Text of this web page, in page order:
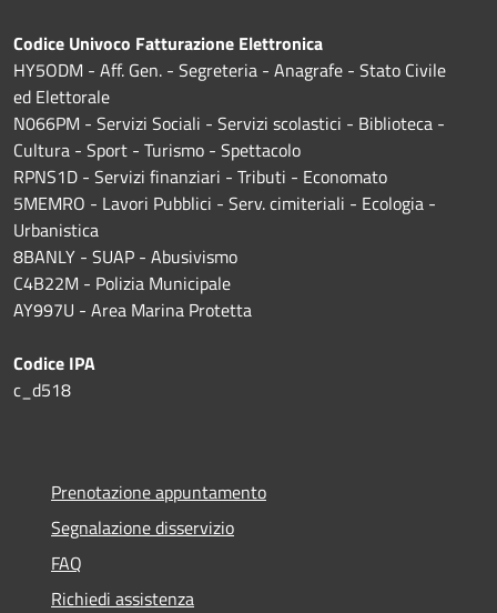
Codice Univoco Fatturazione Elettronica
HY5ODM - Aff. Gen. - Segreteria - Anagrafe - Stato Civile
ed Elettorale
N066PM - Servizi Sociali - Servizi scolastici - Biblioteca -
Cultura - Sport - Turismo - Spettacolo
RPNS1D - Servizi finanziari - Tributi - Economato
5MEMRO - Lavori Pubblici - Serv. cimiteriali - Ecologia -
Urbanistica
8BANLY - SUAP - Abusivismo
C4B22M - Polizia Municipale
AY997U - Area Marina Protetta
Codice IPA
c_d518
Prenotazione appuntamento
Segnalazione disservizio
FAQ
Richiedi assistenza